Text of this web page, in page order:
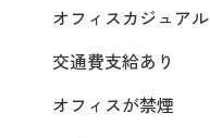
オフィスカジュアル
交通費支給あり
オフィスが禁煙